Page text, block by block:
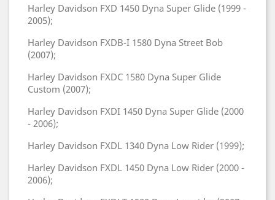
Harley Davidson FXD 1450 Dyna Super Glide (1999 -
2005);
Harley Davidson FXDB-I 1580 Dyna Street Bob
(2007);
Harley Davidson FXDC 1580 Dyna Super Glide
Custom (2007);
Harley Davidson FXDI 1450 Dyna Super Glide (2000
- 2006);
Harley Davidson FXDL 1340 Dyna Low Rider (1999);
Harley Davidson FXDL 1450 Dyna Low Rider (2000 -
2006);